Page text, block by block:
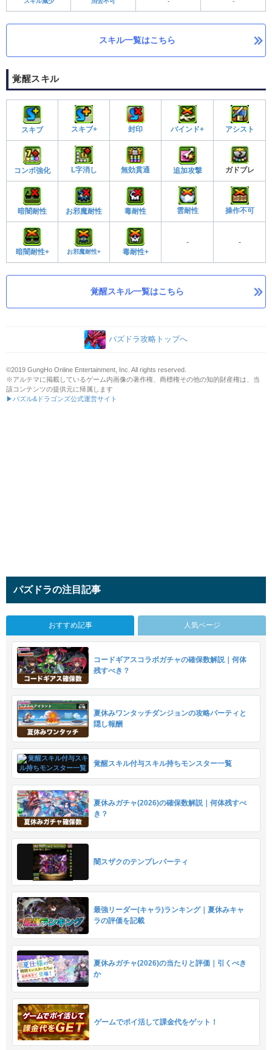
スキル一覧はこちら
覚醒スキル
スキブ スキブ+ 封印 バインド+ アシスト
コンボ強化 L字消し 無効貫通 追加攻撃 ガドブレ
暗闇耐性 お邪魔耐性 毒耐性 雲耐性 操作不可
暗闇耐性+ お邪魔耐性+ 毒耐性+
- -
覚醒スキル一覧はこちら
パズドラ攻略トップへ
©2019 GungHo Online Entertainment, Inc. All rights reserved.
※アルテマに掲載しているゲーム内画像の著作権、商標権その他の知的財産権は、当
該コンテンツの提供元に帰属します
▶パズル&ドラゴンズ公式運営サイト
パズドラの注目記事
おすすめ記事 人気ページ
コードギアスコラボガチャの確保数解説｜何体
残すべき？
夏休みワンタッチダンジョンの攻略パーティと
隠し報酬
覚醒スキル付与スキル持ちモンスター一覧
夏休みガチャ(2026)の確保数解説｜何体残すべ
き？
闇スザクのテンプレパーティ
最強リーダー(キャラ)ランキング｜夏休みキャ
ラの評価を記載
夏休みガチャ(2026)の当たりと評価｜引くべき
か
ゲームでポイ活して課金代をゲット！